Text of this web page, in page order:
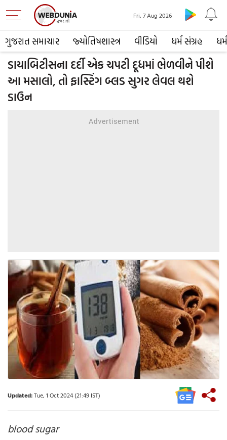
ગુજરાત સમાચાર જ્યોતિષશાસ્ત્ર વીડિયો ધર્મ સંગ્રહ ધર્મ
Fri, 7 Aug 2026
ડાયાબિટીસના દર્દી એક ચપટી દૂધમાં ભેળવીને પીશે
આ મસાલો, તો ફાસ્ટિંગ બ્લડ સુગર લેવલ થશે
ડાઉન
Updated:Tue, 1 Oct 2024 (21:49 IST)
blood sugar